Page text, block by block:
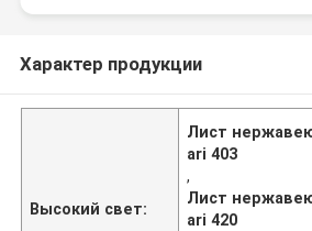
Характер продукции
Высокий свет:
Лист
ari 403
,
Лист
ari 420